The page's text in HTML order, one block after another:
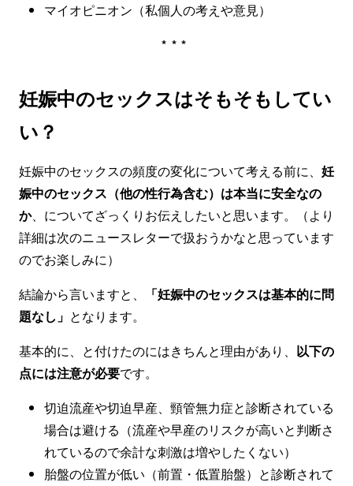
マイオピニオン（私個人の考えや意見）
***
妊娠中のセックスはそもそもしてい
い？
妊娠中のセックスの頻度の変化について考える前に、 妊
娠中のセックス（他の性行為含む）は本当に安全なの
か、についてざっくりお伝えしたいと思います。（より
詳細は次のニュースレターで扱おうかなと思っています
のでお楽しみに）
結論から言いますと、
「妊娠中のセックスは基本的に問
題なし」 となります。
基本的に、と付けたのにはきちんと理由があり、 以下の
点には注意が必要です。
切迫流産や切迫早産、頸管無力症と診断されている
場合は避ける（流産や早産のリスクが高いと判断さ
れているので余計な刺激は増やしたくない）
胎盤の位置が低い（前置・低置胎盤）と診断されて